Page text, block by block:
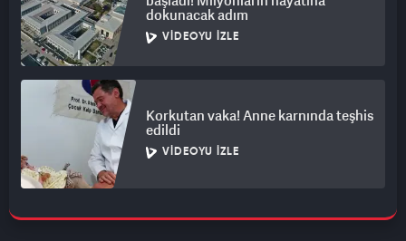
dokunacak adım
VIDEOYU İZLE
Korkutan vaka! Anne karnında teşhis
edildi
VIDEOYU İZLE